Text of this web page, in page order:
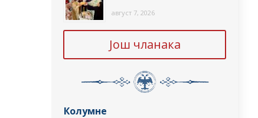
август 7, 2026
Још чланака
Колумне